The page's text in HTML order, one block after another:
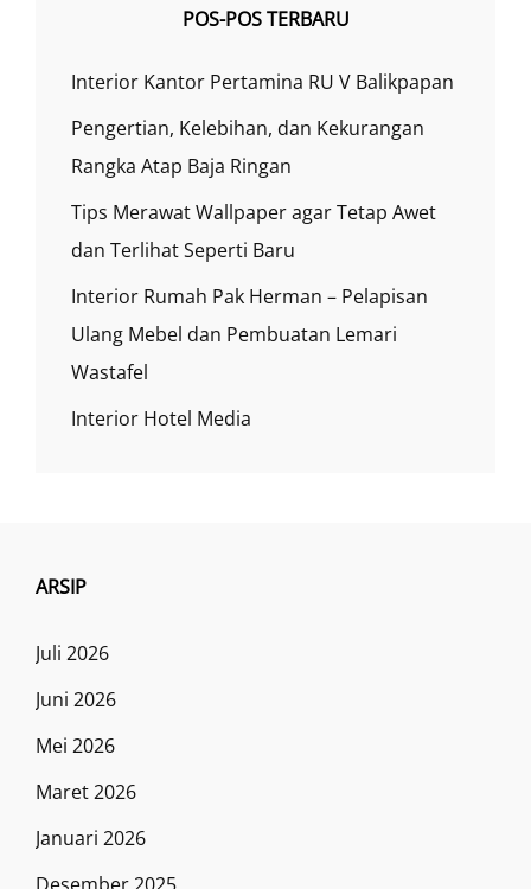
POS-POS TERBARU
Interior Kantor Pertamina RU V Balikpapan
Pengertian, Kelebihan, dan Kekurangan
Rangka Atap Baja Ringan
Tips Merawat Wallpaper agar Tetap Awet
dan Terlihat Seperti Baru
Interior Rumah Pak Herman – Pelapisan
Ulang Mebel dan Pembuatan Lemari
Wastafel
Interior Hotel Media
ARSIP
Juli 2026
Juni 2026
Mei 2026
Maret 2026
Januari 2026